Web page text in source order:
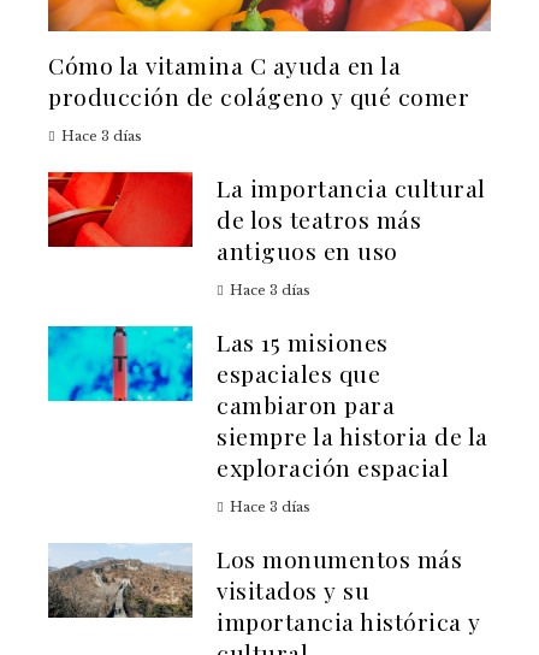
Cómo la vitamina C ayuda en la
producción de colágeno y qué comer
Hace 3 días
La importancia cultural
de los teatros más
antiguos en uso
Hace 3 días
Las 15 misiones
espaciales que
cambiaron para
siempre la historia de la
exploración espacial
Hace 3 días
Los monumentos más
visitados y su
importancia histórica y